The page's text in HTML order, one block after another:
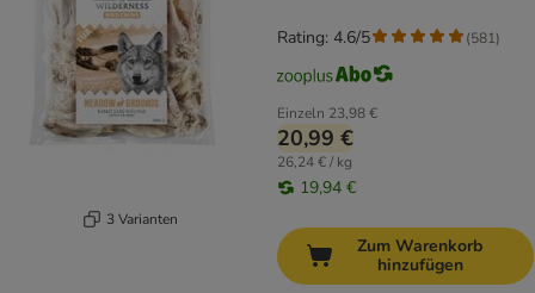
3 Varianten
Einzeln 23,98 €
20,99 €
26,24 € / kg
19,94 €
Rating: 4.6/5 (581)
Zum Warenkorb
hinzufügen